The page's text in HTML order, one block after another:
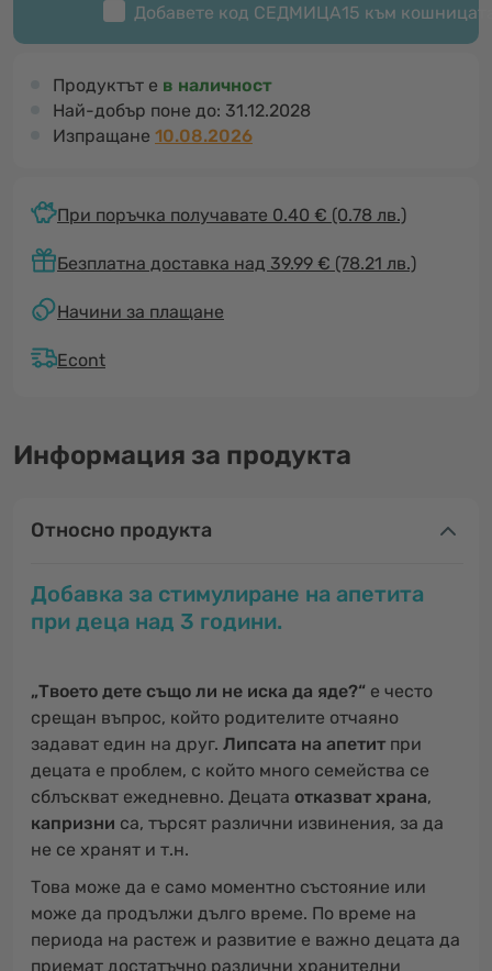
Добавете код СЕДМИЦА15 към
Продуктът е в наличност
Най-добър поне до: 31.12.2028
Изпращане 10.08.2026
При поръчка получавате 0.40 € (0.78 лв.)
Безплатна доставка над 39.99 € (78.21 лв.)
Начини за плащане
Econt
Информация за продукта
Относно продукта
Добавка за стимулиране на апетита
при деца над 3 години.
„Твоето дете също ли не иска да яде?“ е често
срещан въпрос, който родителите отчаяно
задават един на друг. Липсата на апетит при
децата е проблем, с който много семейства се
сблъскват ежедневно. Децата отказват храна,
капризни са, търсят различни извинения, за да
не се хранят и т.н.
Това може да е само моментно състояние или
може да продължи дълго време. По време на
периода на растеж и развитие е важно децата да
приемат достатъчно различни хранителни